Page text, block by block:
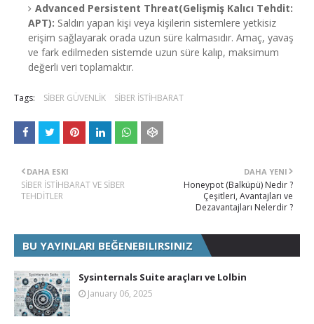
Advanced Persistent Threat(Gelişmiş Kalıcı Tehdit:
APT): Saldırı yapan kişi veya kişilerin sistemlere yetkisiz
erişim sağlayarak orada uzun süre kalmasıdır. Amaç, yavaş
ve fark edilmeden sistemde uzun süre kalıp, maksimum
değerli veri toplamaktır.
Tags: SİBER GÜVENLİK SİBER İSTİHBARAT
DAHA YENI
Honeypot (Balküpü) Nedir ?
Çeşitleri, Avantajları ve
Dezavantajları Nelerdir ?
DAHA ESKI
SİBER İSTİHBARAT VE SİBER
TEHDİTLER
BU YAYINLARI BEĞENEBILIRSINIZ
Sysinternals Suite araçları ve Lolbin
January 06, 2025